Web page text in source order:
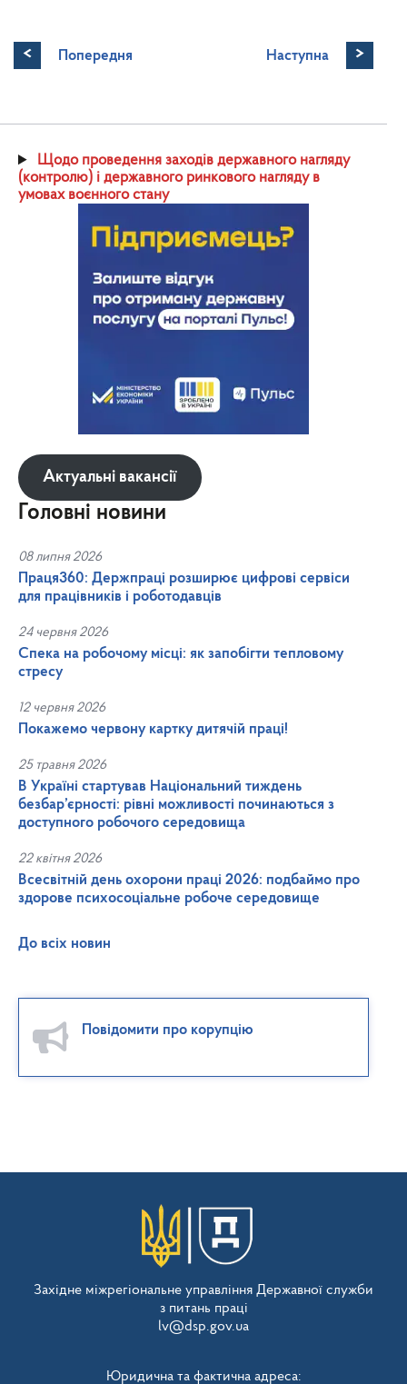
< Попередня Наступна >
Щодо проведення заходів державного нагляду
(контролю) і державного ринкового нагляду в
умовах воєнного стану
Актуальні вакансії
Головні новини
08 липня 2026
Праця360: Держпраці розширює цифрові сервіси
для працівників і роботодавців
24 червня 2026
Спека на робочому місці: як запобігти тепловому
стресу
12 червня 2026
Покажемо червону картку дитячій праці!
25 травня 2026
В Україні стартував Національний тиждень
безбар’єрності: рівні можливості починаються з
доступного робочого середовища
22 квітня 2026
Всесвітній день охорони праці 2026: подбаймо про
здорове психосоціальне робоче середовище
До всіх новин
Повідомити про корупцію
Західне міжрегіональне управління Державної служби
з питань праці
lv@dsp.gov.ua
Юридична та фактична адреса: